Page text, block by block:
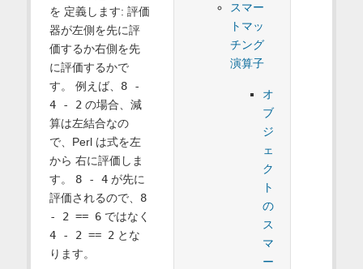
スマー
トマッ
チング
演算子
オ
ブ
ジ
ェ
ク
ト
の
ス
マ
ー
を 定義します: 評価
器が左側を先に評
価するか右側を先
に評価するかで
す。 例えば、 8 -
4 - 2 の場合、減
算は左結合なの
で、Perl は式を左
から 右に評価しま
す。 8 - 4が先に
評価されるので、 8
- 2 == 6ではなく
4 - 2 == 2 とな
ります。